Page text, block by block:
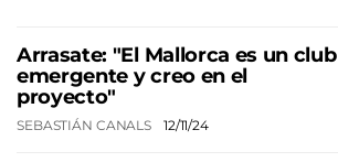
Arrasate: "El Mallorca es un club
emergente y creo en el
proyecto"
SEBASTIÁN CANALS 12/11/24